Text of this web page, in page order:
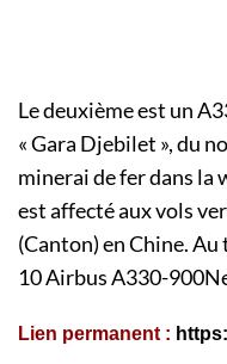
Le deuxième est un
« Gara Djebilet », du
minerai de fer dans la
est affecté aux vols
(Canton) en Chine.
10 Airbus A330-
Lien permanent :